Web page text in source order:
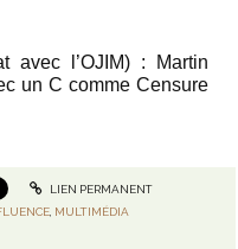
avec l’OJIM) :
Martin
un C comme Censure
LIEN PERMANENT
MULTIMÉDIA